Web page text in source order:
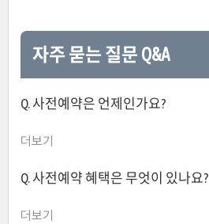
자주 묻는 질문 Q&A
Q. 사전예약은 언제인가요?
더보기
Q. 사전예약 혜택은 무엇이 있나요?
더보기